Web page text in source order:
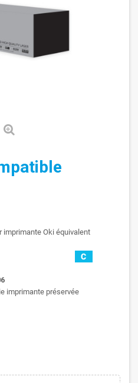
imprimante Oki équivalent
imprimante préservée